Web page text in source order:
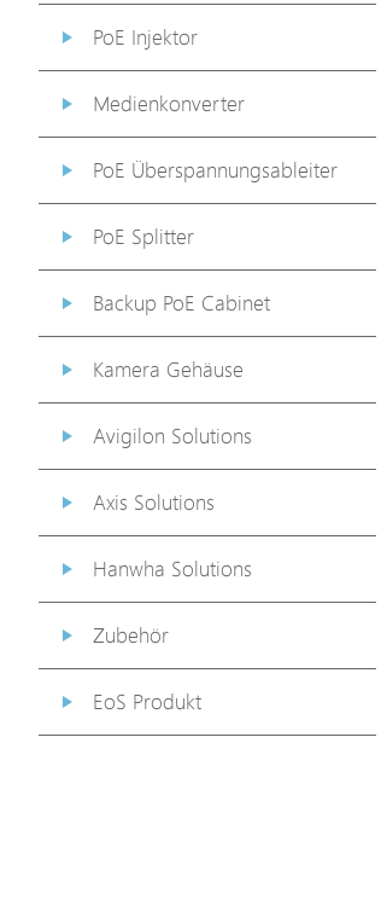
PoE Injektor
Medienkonverter
PoE Überspannungsableiter
PoE Splitter
Backup PoE Cabinet
Kamera Gehäuse
Avigilon Solutions
Axis Solutions
Hanwha Solutions
Zubehör
EoS Produkt